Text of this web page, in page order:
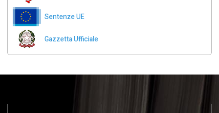
Sentenze UE
Gazzetta Ufficiale